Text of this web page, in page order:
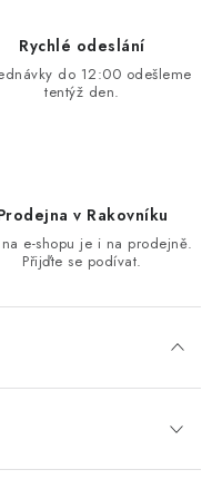
Rychlé odeslání
do 12:00 odešleme
tentýž den.
v Rakovníku
e-shopu je i na prodejně.
Přijďte se podívat.